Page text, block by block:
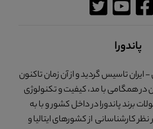
پاندورا
در تهران - ایران تاسیس گردید و از آن زمان تاکنون
در همگامی با مد، کیفیت و تکنولوژی
برند پاندورا در داخل کشور و با به
کارشناسانی از کشورهای ایتالیا و